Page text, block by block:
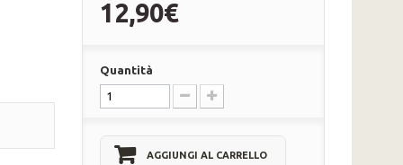
12,90€
Quantità
AGGIUNGI AL CARRELLO